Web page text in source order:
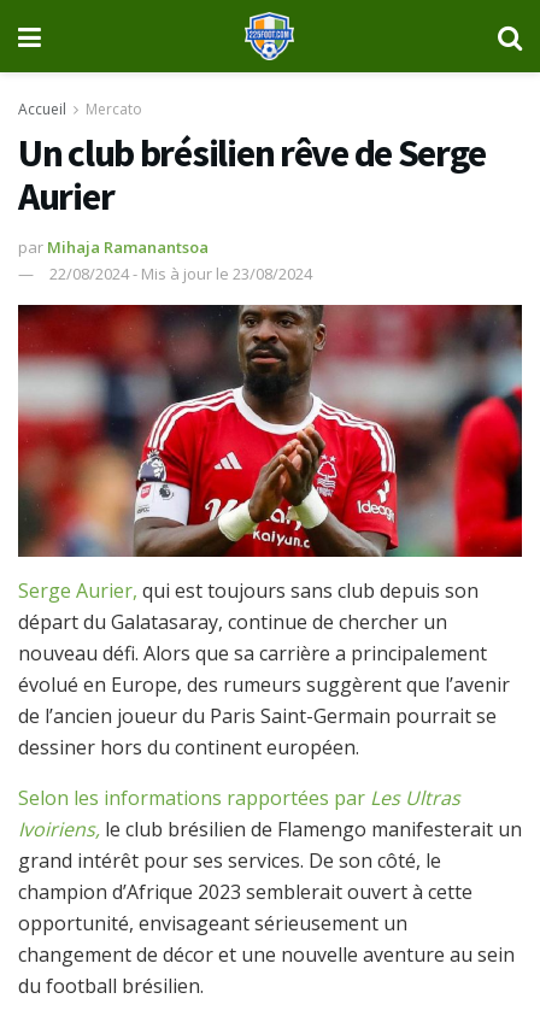
Accueil Mercato
Un club brésilien rêve de Serge
Aurier
par Mihaja Ramanantsoa
22/08/2024 - Mis à jour le 23/08/2024
Serge Aurier, qui est toujours sans club depuis son
départ du Galatasaray, continue de chercher un
nouveau défi. Alors que sa carrière a principalement
évolué en Europe, des rumeurs suggèrent que l’avenir
de l’ancien joueur du Paris Saint-Germain pourrait se
dessiner hors du continent européen.
Selon les informations rapportées par Les Ultras
Ivoiriens, le club brésilien de Flamengo manifesterait un
grand intérêt pour ses services. De son côté, le
champion d’Afrique 2023 semblerait ouvert à cette
opportunité, envisageant sérieusement un
changement de décor et une nouvelle aventure au sein
du football brésilien.